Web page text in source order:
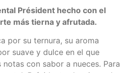
Président hecho con el
más tierna y afrutada.
por su ternura, su aroma
suave y dulce en el que
con sabor a nueces. Para